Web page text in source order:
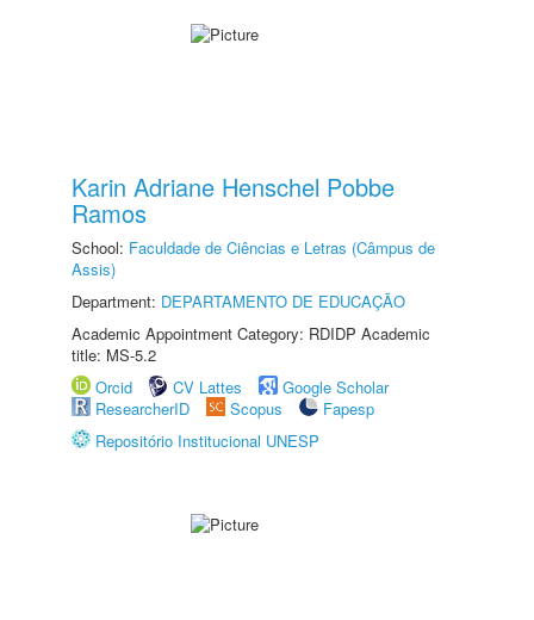
Karin Adriane Henschel Pobbe
Ramos
School: Faculdade de Ciências e Letras (Câmpus de
Assis)
Department: DEPARTAMENTO DE EDUCAÇÃO
Academic Appointment Category: RDIDP Academic
title: MS-5.2
Orcid
CV Lattes
Google Scholar
ResearcherID
Scopus
Fapesp
Repositório Institucional UNESP